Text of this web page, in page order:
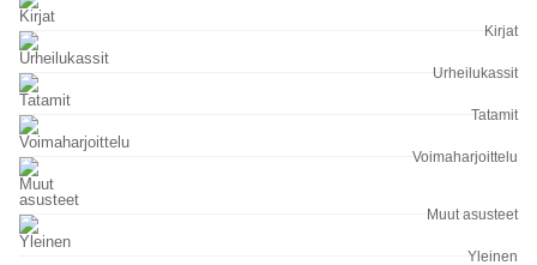
Kirjat
Urheilukassit
Tatamit
Voimaharjoittelu
Muut asusteet
Yleinen